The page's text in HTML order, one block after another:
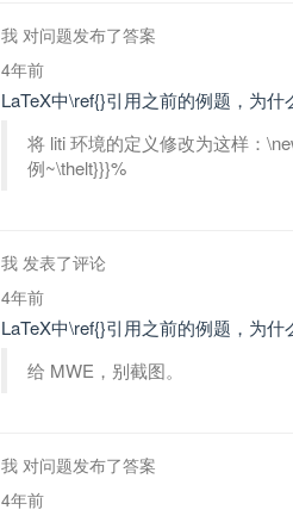
我 对问题发布了答案
4年前
LaTeX中\ref{}引用之前的例题，为
将 liti 环境的定义修改为这样：
例~\thelt}}}%
我 发表了评论
4年前
LaTeX中\ref{}引用之前的例题，为
给 MWE，别截图。
我 对问题发布了答案
4年前